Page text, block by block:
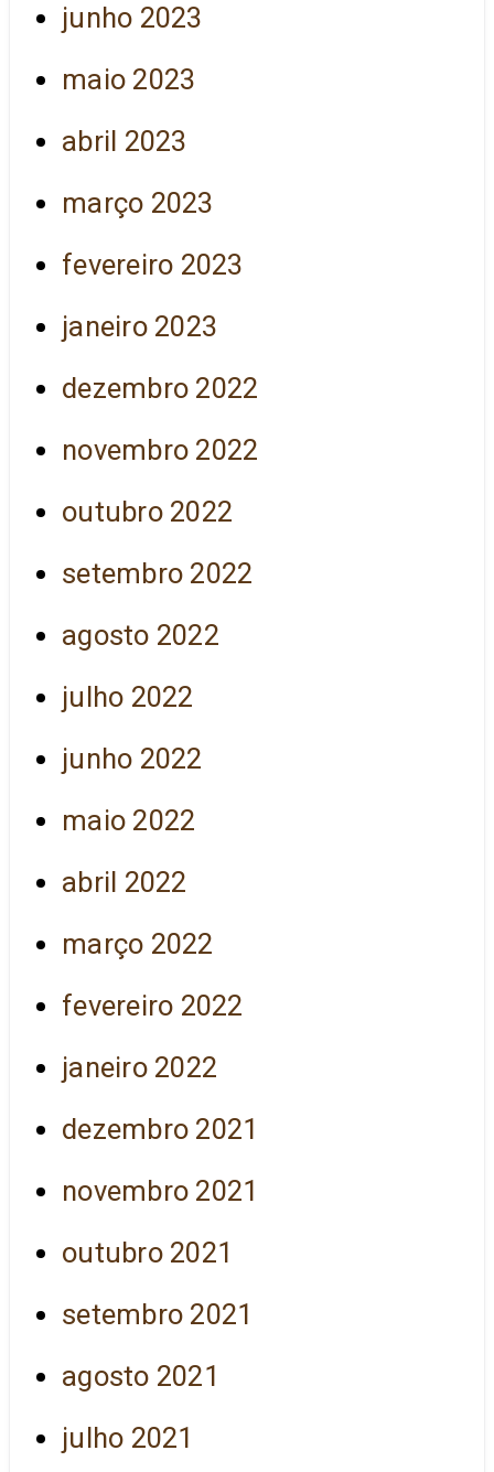
junho 2023
maio 2023
abril 2023
março 2023
fevereiro 2023
janeiro 2023
dezembro 2022
novembro 2022
outubro 2022
setembro 2022
agosto 2022
julho 2022
junho 2022
maio 2022
abril 2022
março 2022
fevereiro 2022
janeiro 2022
dezembro 2021
novembro 2021
outubro 2021
setembro 2021
agosto 2021
julho 2021